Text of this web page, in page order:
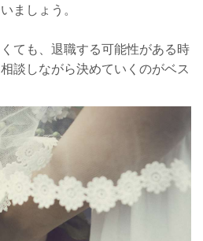
ましょう。
ても、退職する可能性がある時
談しながら決めていくのがベス